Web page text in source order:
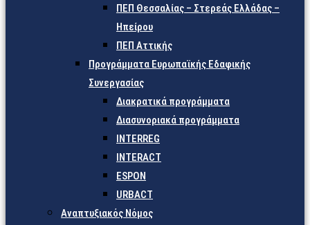
ΠΕΠ Θεσσαλίας – Στερεάς Ελλάδας –
Ηπείρου
ΠΕΠ Αττικής
Προγράμματα Ευρωπαϊκής Εδαφικής
Συνεργασίας
Διακρατικά προγράμματα
Διασυνοριακά προγράμματα
INTERREG
INTERACT
ESPON
URBACT
Αναπτυξιακός Νόμος